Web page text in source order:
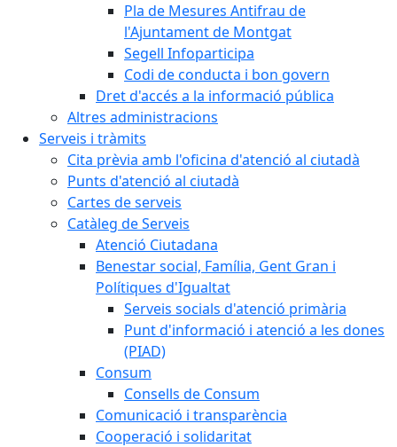
Pla de Mesures Antifrau de
l'Ajuntament de Montgat
Segell Infoparticipa
Codi de conducta i bon govern
Dret d'accés a la informació pública
Altres administracions
Serveis i tràmits
Cita prèvia amb l'oficina d'atenció al ciutadà
Punts d'atenció al ciutadà
Cartes de serveis
Catàleg de Serveis
Atenció Ciutadana
Benestar social, Família, Gent Gran i
Polítiques d'Igualtat
Serveis socials d'atenció primària
Punt d'informació i atenció a les dones
(PIAD)
Consum
Consells de Consum
Comunicació i transparència
Cooperació i solidaritat